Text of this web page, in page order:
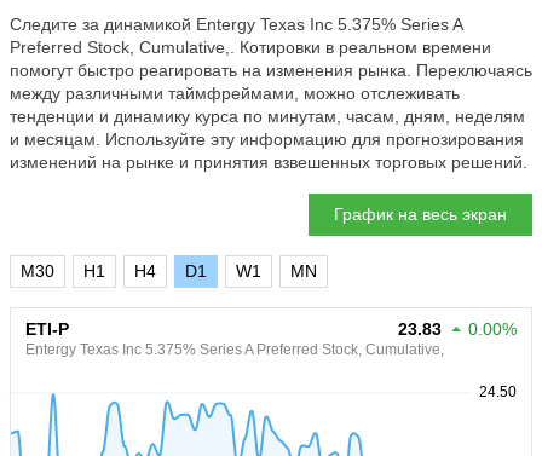
Следите за динамикой Entergy Texas Inc 5.375% Series A
Preferred Stock, Cumulative,. Котировки в реальном времени
помогут быстро реагировать на изменения рынка. Переключаясь
между различными таймфреймами, можно отслеживать
тенденции и динамику курса по минутам, часам, дням, неделям
и месяцам. Используйте эту информацию для прогнозирования
изменений на рынке и принятия взвешенных торговых решений.
График на весь экран
M30 H1 H4 D1 W1 MN
ETI-P
Entergy Texas Inc 5.375% Series A Preferred Stock, Cumulative,
23.83 0.00%